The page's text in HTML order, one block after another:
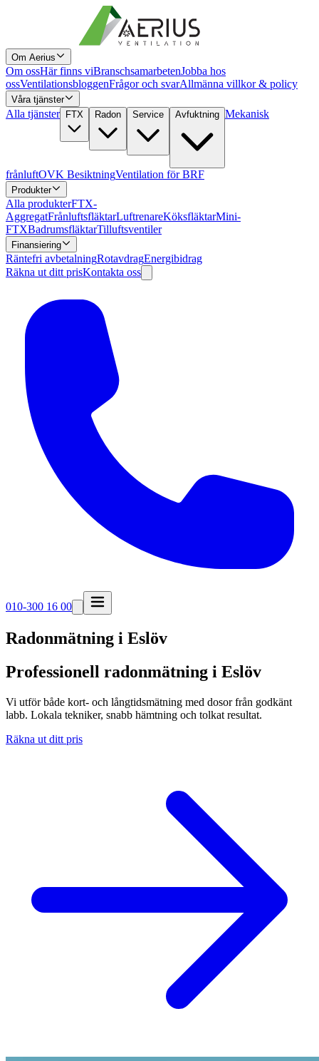
Om Aerius
Om ossHär finns viBranschsamarbetenJobba hos
ossVentilationsbloggenFrågor och svarAllmänna villkor & policy
Våra tjänster
Alla tjänster FTX Radon Service Avfuktning Mekanisk
frånluftOVK BesiktningVentilation för BRF
Produkter
Alla produkterFTX-
AggregatFrånluftsfläktarLuftrenareKöksfläktarMini-
FTXBadrumsfläktarTilluftsventiler
Finansiering
Räntefri avbetalningRotavdragEnergibidrag
Räkna ut ditt prisKontakta oss
010-300 16 00
Radonmätning i Eslöv
Professionell radonmätning i Eslöv
Vi utför både kort- och långtidsmätning med dosor från godkänt
labb. Lokala tekniker, snabb hämtning och tolkat resultat.
Räkna ut ditt pris